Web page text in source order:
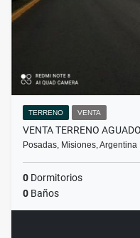
TERRENO VENTA
VENTA TERRENO
Posadas, Misiones, Argentina
0 Dormitorios
0 Baños